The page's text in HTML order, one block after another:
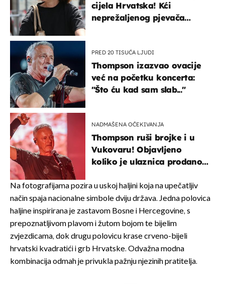
cijela Hrvatska! Kći
neprežaljenog pjevača
PRED 20 TISUĆA LJUDI
Thompson izazvao ovacije
već na početku koncerta:
"Što ću kad sam slab..."
NADMAŠENA OČEKIVANJA
Thompson ruši brojke i u
Vukovaru! Objavljeno
koliko je ulaznica prodano
Na fotografijama pozira u uskoj haljini koja na upečatljiv
način spaja nacionalne simbole dviju država. Jedna polovica
haljine inspirirana je zastavom Bosne i Hercegovine, s
prepoznatljivom plavom i žutom bojom te bijelim
zvjezdicama, dok drugu polovicu krase crveno-bijeli
hrvatski kvadratići i grb Hrvatske. Odvažna modna
kombinacija odmah je privukla pažnju njezinih pratitelja.